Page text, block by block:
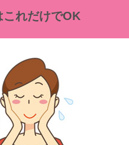
これだけでOK